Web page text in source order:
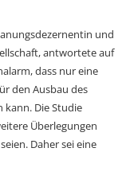
und
antwortete auf
dass nur eine
den Ausbau des
kann. Die Studie
Überlegungen
Daher sei eine